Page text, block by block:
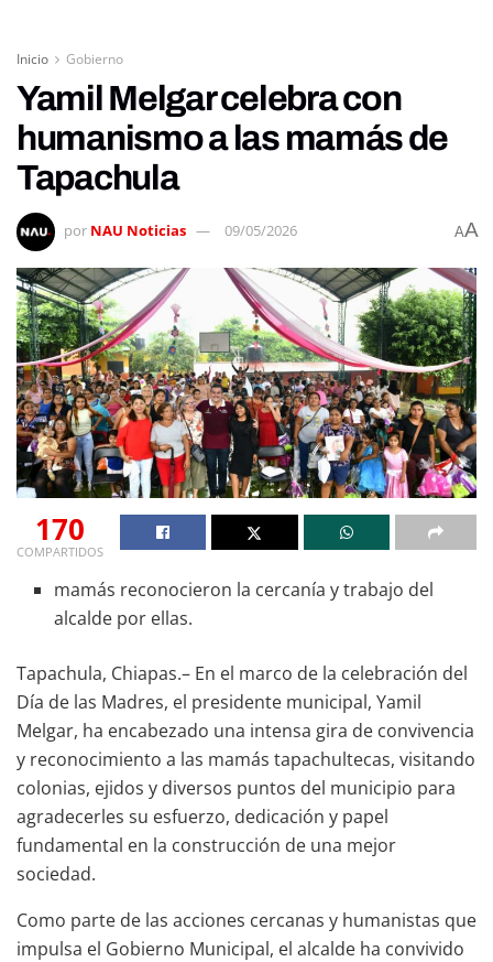
Inicio Gobierno
Yamil Melgar celebra con
humanismo a las mamás de
Tapachula
por NAU Noticias 09/05/2026 AA
170
COMPARTIDOS
mamás reconocieron la cercanía y trabajo del
alcalde por ellas.
Tapachula, Chiapas.– En el marco de la celebración del
Día de las Madres, el presidente municipal, Yamil
Melgar, ha encabezado una intensa gira de convivencia
y reconocimiento a las mamás tapachultecas, visitando
colonias, ejidos y diversos puntos del municipio para
agradecerles su esfuerzo, dedicación y papel
fundamental en la construcción de una mejor
sociedad.
Como parte de las acciones cercanas y humanistas que
impulsa el Gobierno Municipal, el alcalde ha convivido